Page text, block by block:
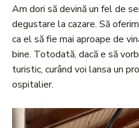
Am dori să devină un fel de
degustare la cazare. Să
ca el să fie mai aproape de
bine. Totodată, dacă e să
turistic, curând voi lansa un
ospitalier.